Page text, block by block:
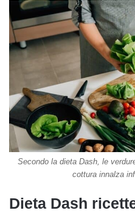
Secondo la dieta Dash, le
cottura innalza
Dieta Dash